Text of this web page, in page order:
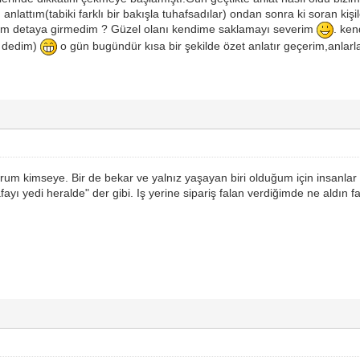
anlattım(tabiki farklı bir bakışla tuhafsadılar) ondan sonra ki soran
detaya girmedim ? Güzel olanı kendime saklamayı severim
.
dedim)
o gün bugündür kısa bir şekilde özet anlatır
kimseye. Bir de bekar ve yalnız yaşayan biri olduğum için
yedi heralde" der gibi. Iş yerine sipariş falan verdiğimde ne aldın